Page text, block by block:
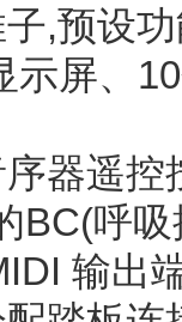
,预设功
屏、
器遥控
BC(呼吸
输出